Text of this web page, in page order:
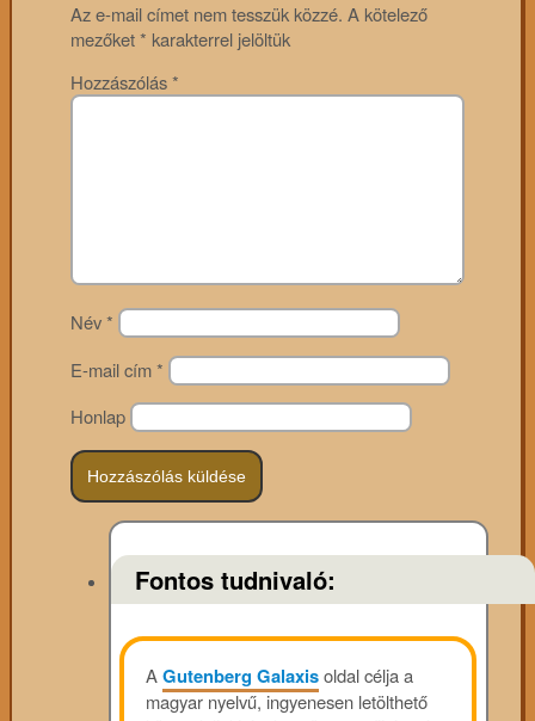
Az e-mail címet nem tesszük közzé. A kötelező
mezőket* karakterrel jelöltük
Hozzászólás*
Név*
E-mail cím*
Honlap
Fontos tudnivaló:
AGutenberg Galaxisoldal célja a
magyar nyelvű, ingyenesen letölthető